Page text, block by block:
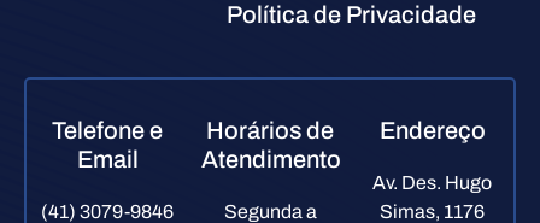
Política de Privacidade
Telefone e
Email
(41) 3079-9846
Horários de
Atendimento
Segunda a
Endereço
Av. Des. Hugo
Simas, 1176